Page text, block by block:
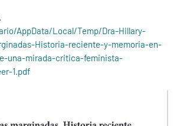
AppData/Local/Temp/Dra-Hillary-
Historia-reciente-y-memoria-en-
una-mirada-critica-feminista-
1.pdf